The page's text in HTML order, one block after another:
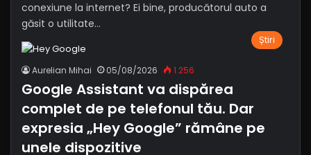
conexiune la internet? Ei bine, producătorul auto a
găsit o utilitate…
Știri
Aurelian Mihai 05/08/2026 1.256
Google Assistant va dispărea
complet de pe telefonul tău. Dar
expresia „Hey Google” rămâne pe
unele dispozitive